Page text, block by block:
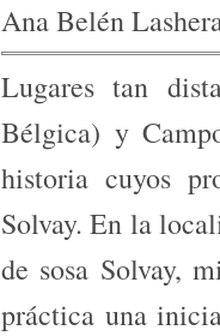
Ana Belén
Lugares tan
Bélgica) y
historia cuyos
Solvay. En la
de sosa Solvay,
práctica una